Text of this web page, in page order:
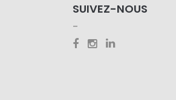
SUIVEZ-NOUS